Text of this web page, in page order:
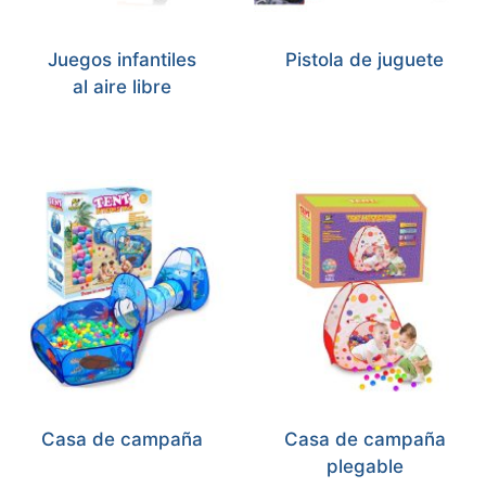
Juegos infantiles
al aire libre
Pistola de juguete
Casa de campaña
Casa de campaña
plegable